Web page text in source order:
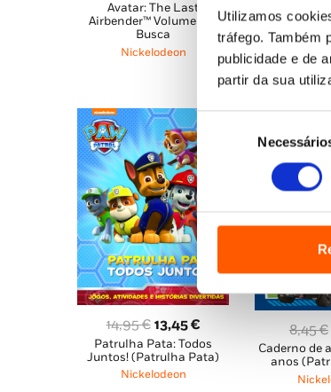
Utilizamos
tráfego. Também
publicidade e de
partir da sua
Seleção
de
consentimento
preço
original
era:
preço
atual
15,08 €.
Avatar: The Last
Airbender™ Volume 2: A
Busca
Nickelodeon
14,95€ O
preço
original
13,45€O
preço
atual
Patrulha Pata: Todos
Juntos! (Patrulha Pata)
Nickelodeon
8,45€
Caderno de
anos